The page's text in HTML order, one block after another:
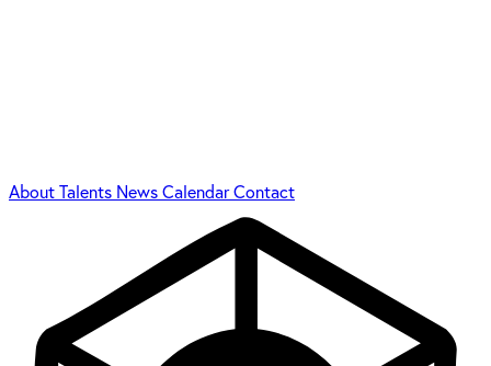
AboutTalents NewsCalendarContact